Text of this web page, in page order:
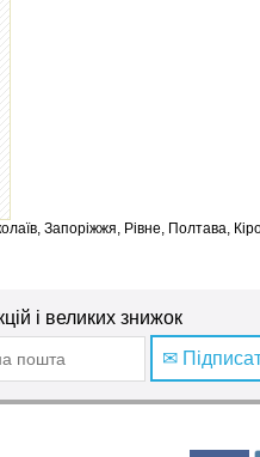
Запоріжжя, Рівне, Полтава,
і великих знижок
✉